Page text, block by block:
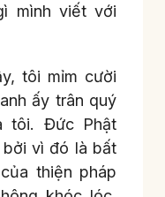
mình viết với
tôi mỉm cười
ấy trân quý
tôi. Đức Phật
vì đó là bất
thiện pháp